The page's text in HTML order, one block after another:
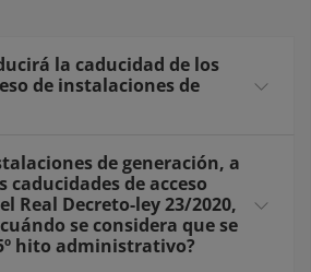
la caducidad de los
de instalaciones de
de generación, a
caducidades de acceso
Real Decreto-ley 23/2020,
se considera que se
hito administrativo?